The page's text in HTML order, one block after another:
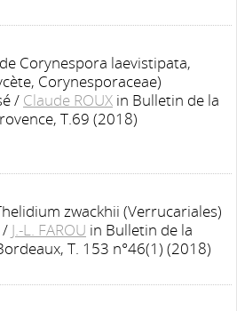
Corynespora laevistipata,
Corynesporaceae)
/ Claude ROUX in Bulletin de la
T.69 (2018)
zwackhii (Verrucariales)
/ J.-L. FAROU in Bulletin de la
T. 153 n°46(1) (2018)